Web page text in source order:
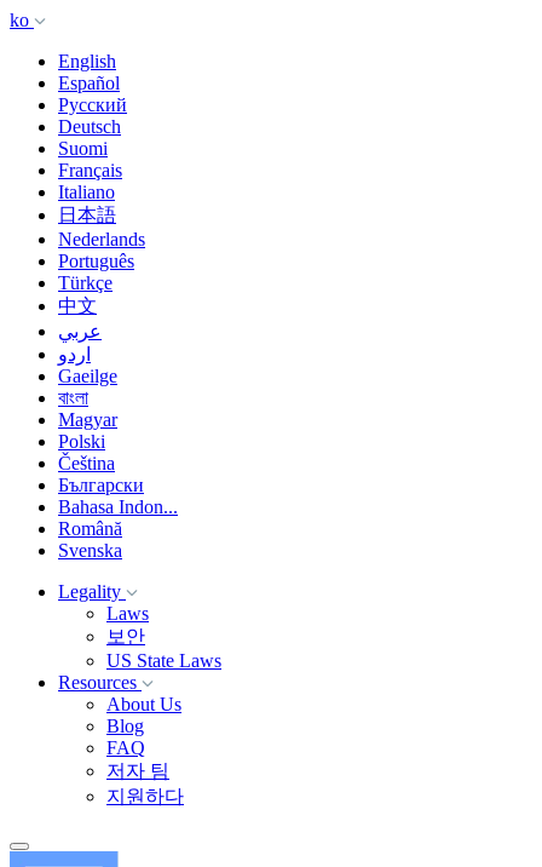
ko
English
Español
Русский
Deutsch
Suomi
Français
Italiano
日本語
Nederlands
Português
Türkçe
中文
عربي
اردو
Gaeilge
বাংলা
Magyar
Polski
Čeština
Български
Bahasa Indon...
Română
Svenska
Legality
Laws
보안
US State Laws
Resources
About Us
Blog
FAQ
저자 팀
지원하다